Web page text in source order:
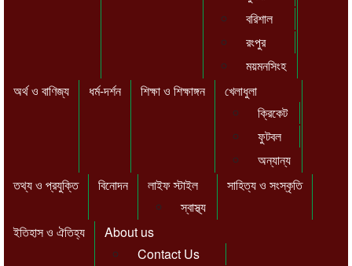
বরিশাল
রংপুর
ময়মনসিংহ
অর্থ ও বাণিজ্য
ধর্ম-দর্শন শিক্ষা ও শিক্ষাঙ্গন
খেলাধুলা
ক্রিকেট
ফুটবল
অন্যান্য
তথ্য ও প্রযুক্তি
বিনোদন
লাইফ স্টাইল
স্বাস্থ্য
সাহিত্য ও সংস্কৃতি
ইতিহাস ও ঐতিহ্য
About us
Contact Us